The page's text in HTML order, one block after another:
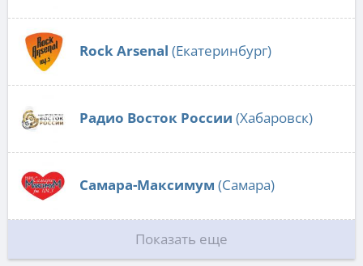
Rock Arsenal (Екатеринбург)
Радио Восток России (Хабаровск)
Самара-Максимум (Самара)
Показать еще